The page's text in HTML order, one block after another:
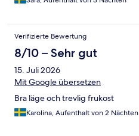
Verifizierte Bewertung
8/10 – Sehr gut
15. Juli 2026
Mit Google übersetzen
Bra läge och trevlig frukost
Karolina, Aufenthalt von 2 Nächten